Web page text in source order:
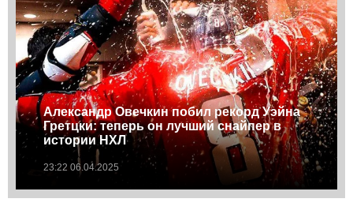
Александр Овечкин побил рекорд Уэйна
Гретцки: теперь он лучший снайпер в
истории НХЛ
23:22 06.04.2025